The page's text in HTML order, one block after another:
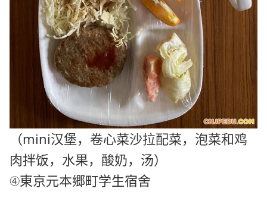
（mini汉堡，卷心菜沙拉配菜， 泡菜和鸡
肉拌饭，水果，酸奶，汤）
④東京元本郷町学生宿舍